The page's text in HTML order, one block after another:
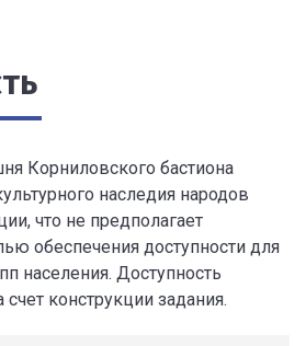
Корниловского бастиона
наследия народов
что не предполагает
обеспечения доступности для
населения. Доступность
счет конструкции задания.